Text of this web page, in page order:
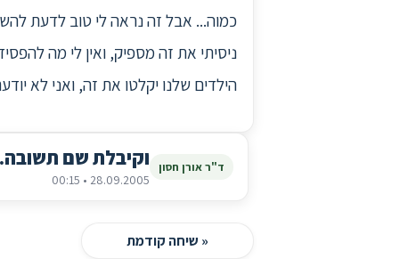
כמוה... אבל זה נראה לי טוב לדעת
ניסיתי את זה מספיק, ואין לי מה
הילדים שלנו יקלטו את זה, ואני לא
ד"ר אורן חסון וקיבלת שם
28.09.2005 • 00:15
« שיחה קודמת